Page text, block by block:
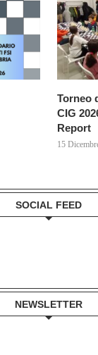
Torneo
CIG
Report
15
SOCIAL FEED
NEWSLETTER